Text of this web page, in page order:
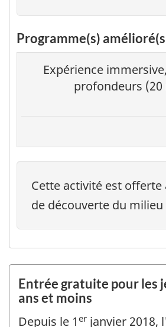
Programme(s)
Expérience
profondeurs
Cette activité est offerte
de découverte du
Entrée gratuite pour les
ans et moins
Depuis le 1 er janvier 2018,